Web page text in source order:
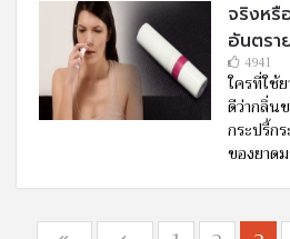
จริงหรื
อันตรา
4941
ใครที่ใช้
ดีว่ากลิ่น
กระปรี้ก
ของยาด